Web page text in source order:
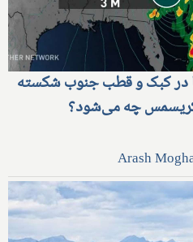
در کبک و قطب جنوب شکسته
کریسمس چه می‌شود؟
Arash